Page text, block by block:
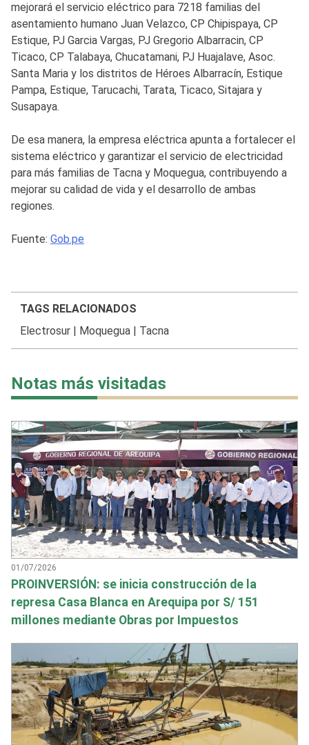
mejorará el servicio eléctrico para 7218 familias del
asentamiento humano Juan Velazco, CP Chipispaya, CP
Estique, PJ Garcia Vargas, PJ Gregorio Albarracin, CP
Ticaco, CP Talabaya, Chucatamani, PJ Huajalave, Asoc.
Santa Maria y los distritos de Héroes Albarracín, Estique
Pampa, Estique, Tarucachi, Tarata, Ticaco, Sitajara y
Susapaya.
De esa manera, la empresa eléctrica apunta a fortalecer el
sistema eléctrico y garantizar el servicio de electricidad
para más familias de Tacna y Moquegua, contribuyendo a
mejorar su calidad de vida y el desarrollo de ambas
regiones.
Fuente: Gob.pe
TAGS RELACIONADOS
Electrosur| Moquegua| Tacna
Notas más visitadas
01/07/2026
PROINVERSIÓN: se inicia construcción de la
represa Casa Blanca en Arequipa por S/ 151
millones mediante Obras por Impuestos